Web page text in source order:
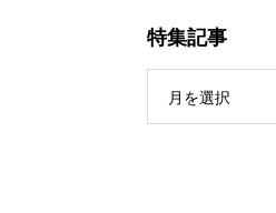
特集記事
月を選択